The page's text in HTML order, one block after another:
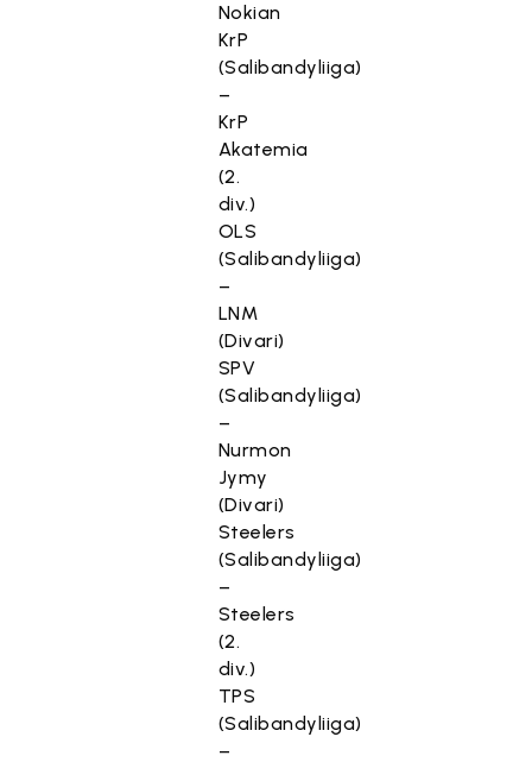
Nokian
KrP
(Salibandyliiga)
–
KrP
Akatemia
(2.
div.)
OLS
(Salibandyliiga)
–
LNM
(Divari)
SPV
(Salibandyliiga)
–
Nurmon
Jymy
(Divari)
Steelers
(Salibandyliiga)
–
Steelers
(2.
div.)
TPS
(Salibandyliiga)
–